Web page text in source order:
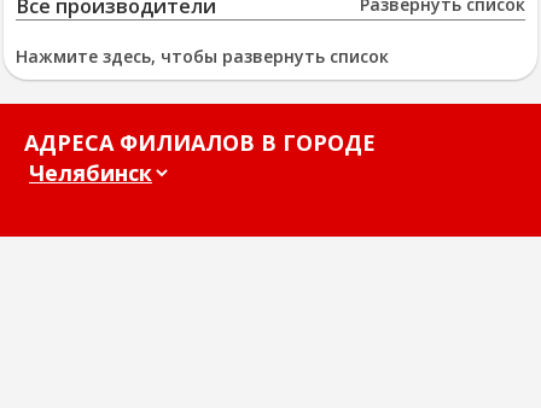
Развернуть список
Все производители
Нажмите здесь, чтобы развернуть список
АДРЕСА ФИЛИАЛОВ В ГОРОДЕ